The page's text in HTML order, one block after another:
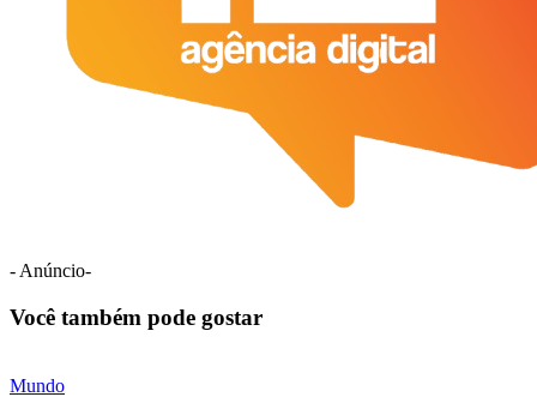
- Anúncio-
Você também pode gostar
Mundo